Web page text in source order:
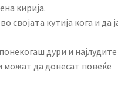
кирија.
својата кутија кога и да
дури и најлудите
да донесат повеќе